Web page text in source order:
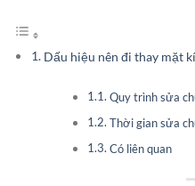
Dấu hiệu nên đi thay mặt
Quy trình sửa
Thời gian sửa
Có liên quan